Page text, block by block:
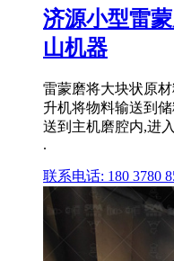
济源小型雷
山机器
雷蒙磨将大块状原
升机将物料输送到
送到主机磨腔内,进
.
联系电话: 180 3780